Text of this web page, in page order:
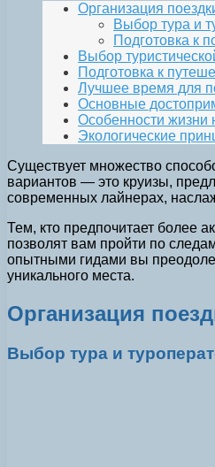
Организация
Выбор тура и
Подготовка к
Выбор
Подготовка к
Лучшее время для
Основные
Особенности жизни
Экологические
Существует множество
вариантов — это круизы,
современных лайнерах,
Тем, кто предпочитает более
позволят вам пройти по
опытными гидами вы
уникального места.
Организация
Выбор тура и